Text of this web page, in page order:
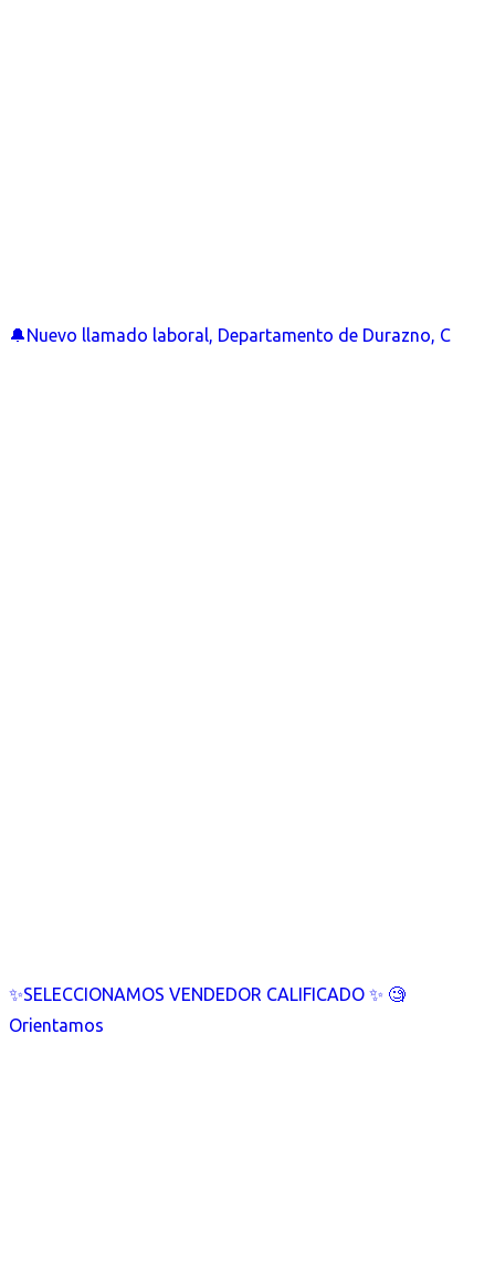
🔔Nuevo llamado laboral, Departamento de Durazno, C
✨SELECCIONAMOS VENDEDOR CALIFICADO ✨ 🧐
Orientamos